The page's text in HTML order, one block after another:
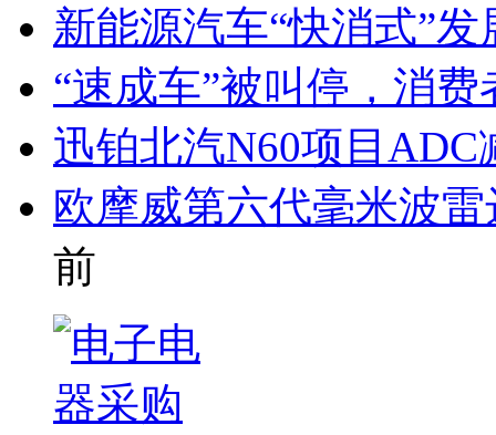
新能源汽车“快消式”发
“速成车”被叫停，消
迅铂北汽N60项目
欧摩威第六代毫米波
前